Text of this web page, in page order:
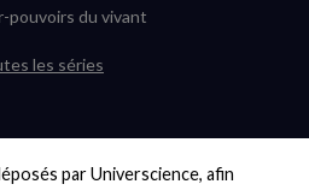
par Universcience, afin
pouvoirs du vivant
les séries
et pas de « Terre »